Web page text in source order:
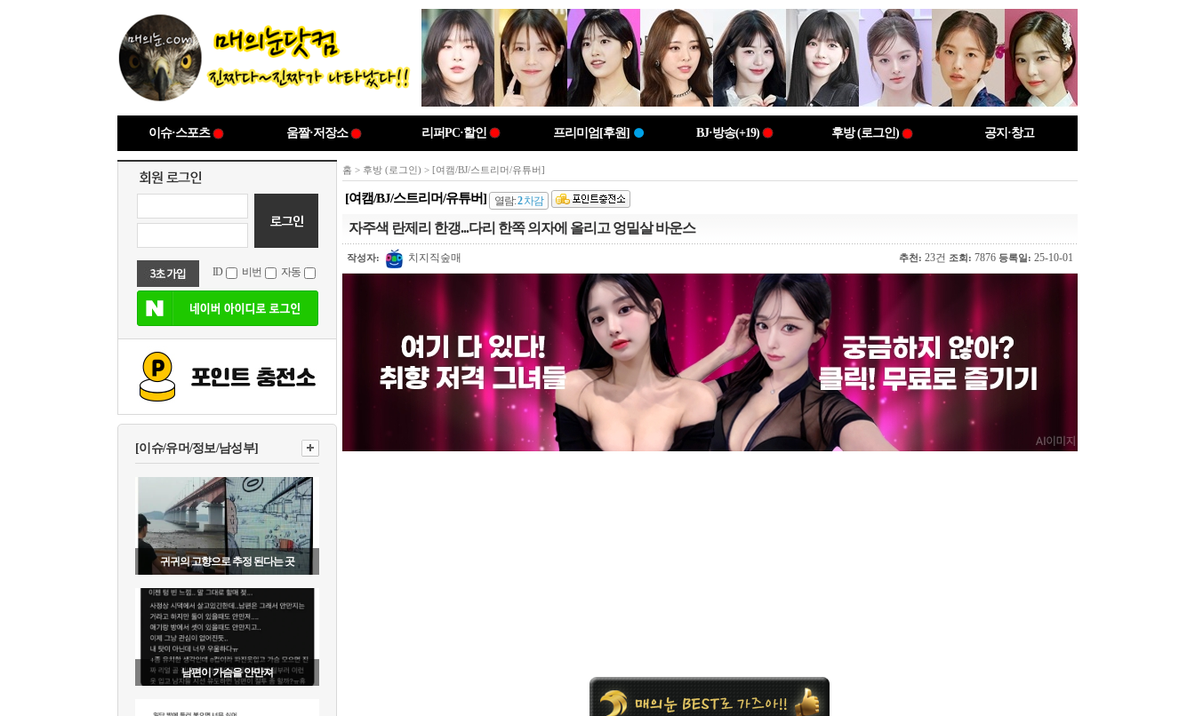
이슈·스포츠 움짤·저장소 리퍼PC·할인 프리미엄[후원] BJ·방송(+19) 후방 (로그인) 공지·창고
ID 비번 자동
[이슈/유머/정보/남성부]
귀귀의 고향으로 추정 된다는 곳
남편이 가슴을 안만져
홈 > 후방 (로그인) > [여캠/BJ/스트리머/유튜버]
[여캠/BJ/스트리머/유튜버] 열람:2차감
자주색 란제리 한갱...다리 한쪽 의자에 올리고 엉밑살 바운스
작성자: 치지직숲매 추천: 23건 조회: 7876 등록일: 25-10-01